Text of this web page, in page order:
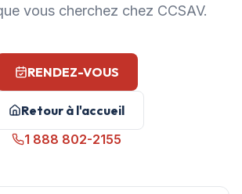
vous cherchez chez CCSAV.
RENDEZ-VOUS
Retour à l'accueil
1 888 802-2155